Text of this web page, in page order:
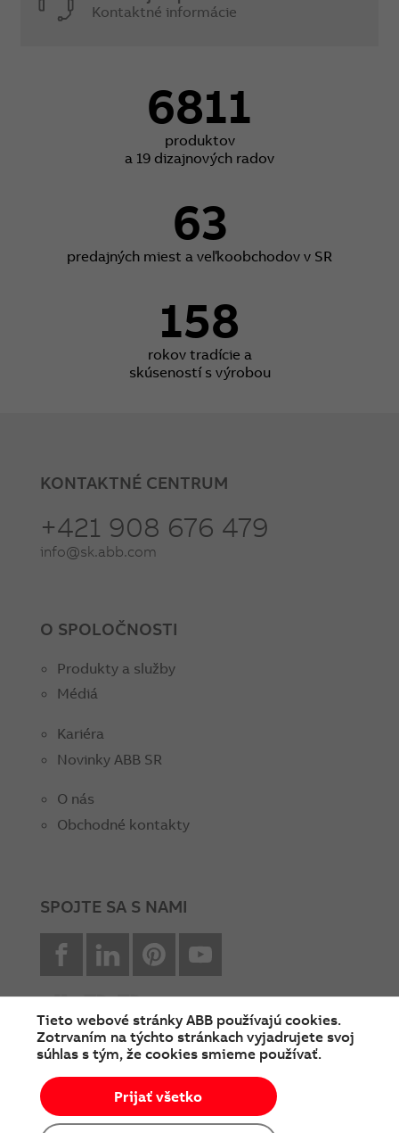
Kontaktné informácie
6811
produktov
a 19 dizajnových radov
63
predajných miest a veľkoobchodov v SR
158
rokov tradície a
skúseností s výrobou
KONTAKTNÉ CENTRUM
+421 908 676 479
info@sk.abb.com
O SPOLOČNOSTI
Produkty a služby
Médiá
Kariéra
Novinky ABB SR
O nás
Obchodné kontakty
SPOJTE SA S NAMI
facebookLinkedin Pinterest
© Copyright 2026 ABB
Podmienky používania
Cookies a ochrana súkromia
Tieto webové stránky ABB používajú cookies.
Zotrvaním na týchto stránkach vyjadrujete svoj
súhlas s tým, že cookies smieme používať.
Prijať všetko